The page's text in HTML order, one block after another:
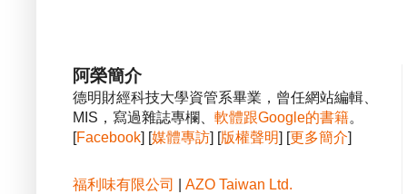
阿榮簡介
德明財經科技大學資管系畢業，曾任網站編輯、
MIS，寫過雜誌專欄、 軟體跟Google的書籍。
[Facebook] [媒體專訪] [版權聲明] [更多簡介]
福利味有限公司
AZO Taiwan Ltd.